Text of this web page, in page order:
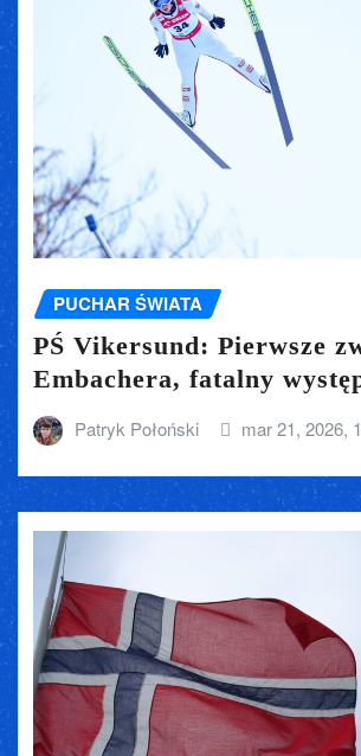
PUCHAR ŚWIATA
PŚ Vikersund: Pierwsze
Embachera, fatalny
Patryk Połoński mar 21, 2026,